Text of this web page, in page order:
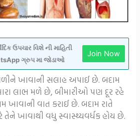
ઉપચાર વિશે ની માહિતી
ગ્રુપ મા જોડાઓ
Join Now
ખાવાની સલાહ અપાઈ છે. બદામ
લાભ મળે છે, બીમારીઓ પણ દૂર રહે
ખાવાની વાત કરાઈ છે. બદામ રાતે
તેને ખાવાથી વધુ સ્વાસ્થ્યવર્ધક હોય છે.